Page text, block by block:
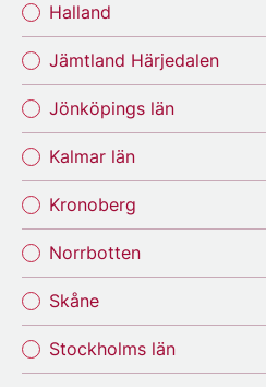
Halland
Jämtland Härjedalen
Jönköpings län
Kalmar län
Kronoberg
Norrbotten
Skåne
Stockholms län